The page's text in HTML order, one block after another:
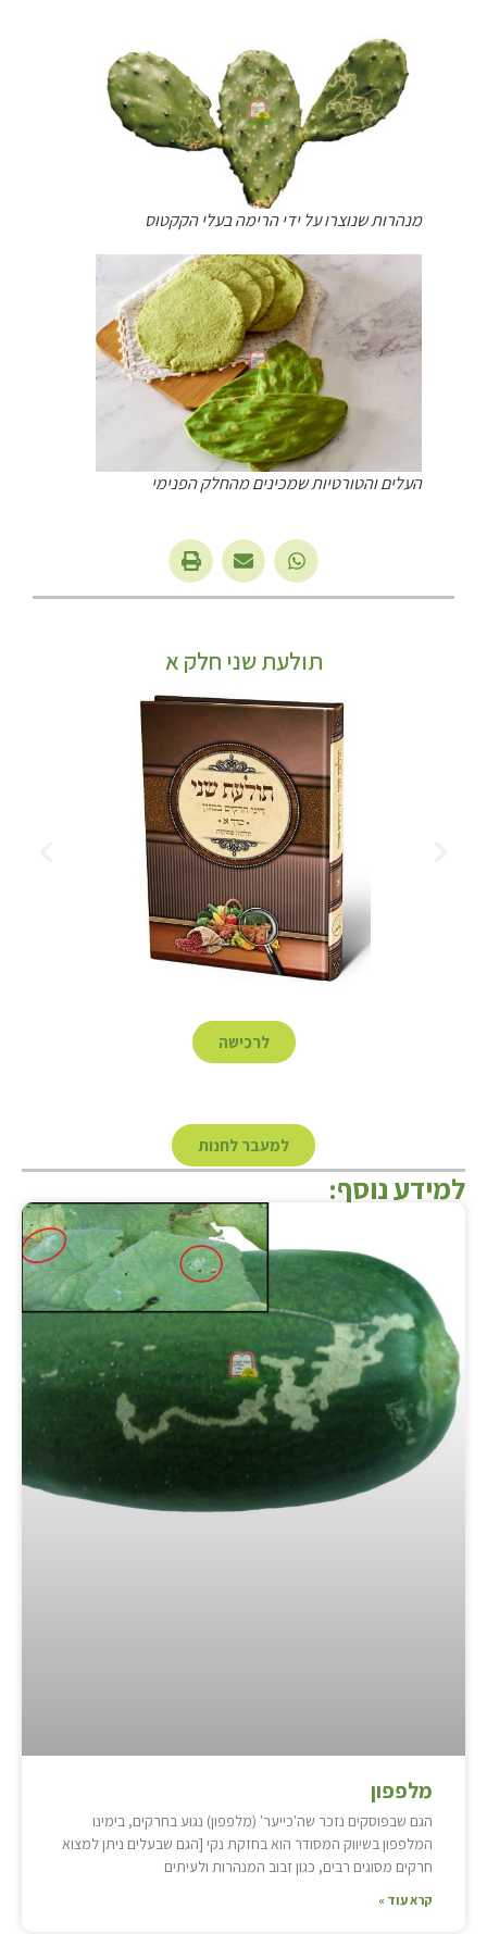
מנהרות שנוצרו על ידי הרימה בעלי הקקטוס
העלים והטורטיות שמכינים מהחלק הפנימי
תולעת שני חלק א
לרכישה
למעבר לחנות
למידע נוסף:
מלפפון
הגם שבפוסקים נזכר שה'כייער' (מלפפון) נגוע בחרקים, בימינו
המלפפון בשיווק המסודר הוא בחזקת נקי [הגם שבעלים ניתן למצוא
חרקים מסוגים רבים, כגון זבוב המנהרות ולעיתים
קרא עוד »